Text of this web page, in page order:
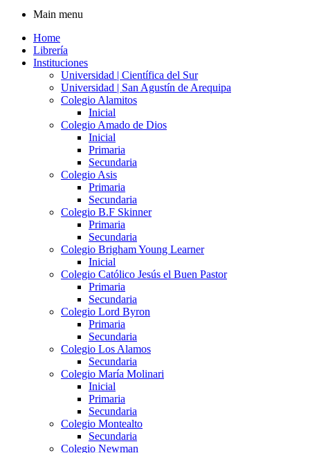
Main menu
Home
Librería
Instituciones
Universidad | Científica del Sur
Universidad | San Agustín de Arequipa
Colegio Alamitos
Inicial
Colegio Amado de Dios
Inicial
Primaria
Secundaria
Colegio Asis
Primaria
Secundaria
Colegio B.F Skinner
Primaria
Secundaria
Colegio Brigham Young Learner
Inicial
Colegio Católico Jesús el Buen Pastor
Primaria
Secundaria
Colegio Lord Byron
Primaria
Secundaria
Colegio Los Alamos
Secundaria
Colegio María Molinari
Inicial
Primaria
Secundaria
Colegio Montealto
Secundaria
Colegio Newman